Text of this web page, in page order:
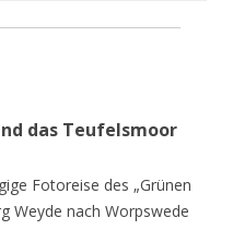
das Teufelsmoor
Fotoreise des „Grünen
Weyde nach Worpswede